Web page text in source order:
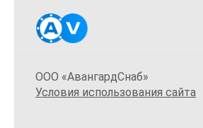
ООО «АвангардСнаб»
Условия использования сайта